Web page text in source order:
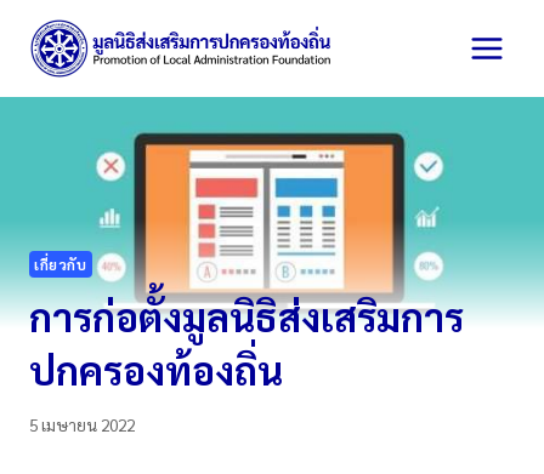
content
เกี่ยวกับ
การก่อตั้งมูลนิธิส่งเสริมการ
ปกครองท้องถิ่น
5 เมษายน 2022